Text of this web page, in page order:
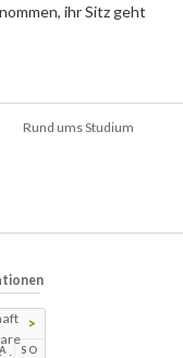
ihr Sitz geht
Rund ums Studium
>
SO